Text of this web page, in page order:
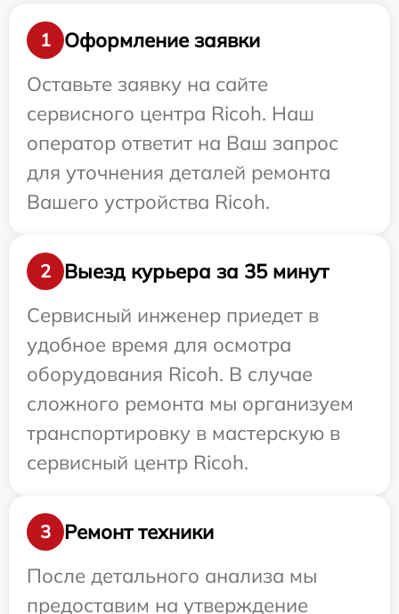
1
Оформление заявки
Оставьте заявку на сайте
сервисного центра Ricoh. Наш
оператор ответит на Ваш запрос
для уточнения деталей ремонта
Вашего устройства Ricoh.
2
Выезд курьера за 35 минут
Сервисный инженер приедет в
удобное время для осмотра
оборудования Ricoh. В случае
сложного ремонта мы организуем
транспортировку в мастерскую в
сервисный центр Ricoh.
3
Ремонт техники
После детального анализа мы
предоставим на утверждение